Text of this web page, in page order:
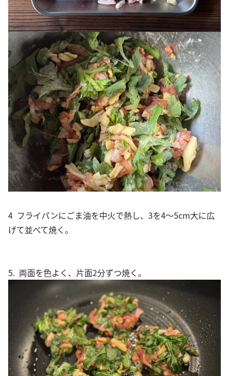
4 フライパンにごま油を中火で熱し、3を4〜5cm大に広
げて並べて焼く。
5. 両面を色よく、片面2分ずつ焼く。